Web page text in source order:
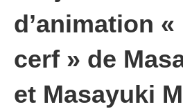
d’animation «
cerf » de
et Masayuki